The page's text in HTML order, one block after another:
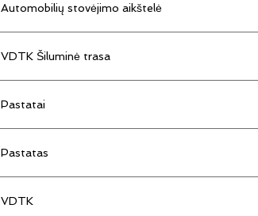
Automobilių stovėjimo aikštelė
VDTK Šiluminė trasa
Pastatai
Pastatas
VDTK